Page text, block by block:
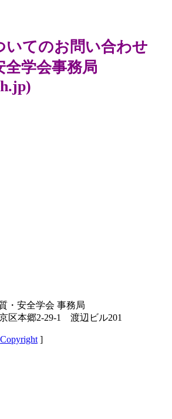
いてのお問い合わせ
全学会事務局
・安全学会 事務局
区本郷2-29-1 渡辺ビル201
Copyright ]